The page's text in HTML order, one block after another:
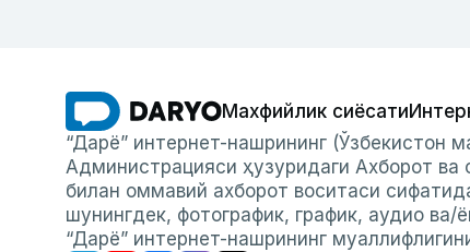
Махфийлик сиёсати
“Дарё” интернет-нашрининг (Ўзбекистон
Администрацияси ҳузуридаги Ахборот
билан оммавий ахборот воситаси
шунингдек, фотографик, график, аудио
“Дарё” интернет-нашрининг